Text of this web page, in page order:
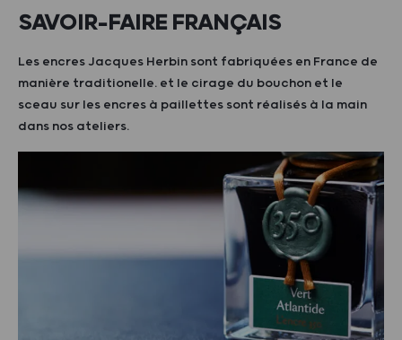
SAVOIR-FAIRE FRANÇAIS
Les encres Jacques Herbin sont fabriquées en France de
manière traditionelle. et le cirage du bouchon et le
sceau sur les encres à paillettes sont réalisés à la main
dans nos ateliers.